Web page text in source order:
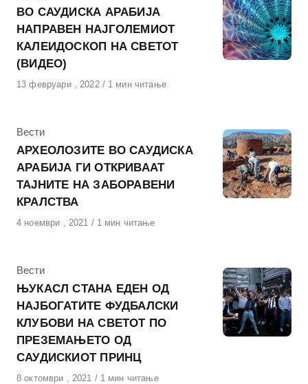
ВО САУДИСКА АРАБИЈА
НАПРАВЕН НАЈГОЛЕМИОТ
КАЛЕИДОСКОП НА СВЕТОТ
(ВИДЕО)
Објавено
13 февруари , 2022 1 мин читање
КАтегорија
Вести
АРХЕОЛОЗИТЕ ВО САУДИСКА
АРАБИЈА ГИ ОТКРИВААТ
ТАЈНИТЕ НА ЗАБОРАВЕНИ
КРАЛСТВА
Објавено
4 ноември , 2021 1 мин читање
КАтегорија
Вести
ЊУКАСЛ СТАНА ЕДЕН ОД
НАЈБОГАТИТЕ ФУДБАЛСКИ
КЛУБОВИ НА СВЕТОТ ПО
ПРЕЗЕМАЊЕТО ОД
САУДИСКИОТ ПРИНЦ
Објавено
8 октомври , 2021 1 мин читање